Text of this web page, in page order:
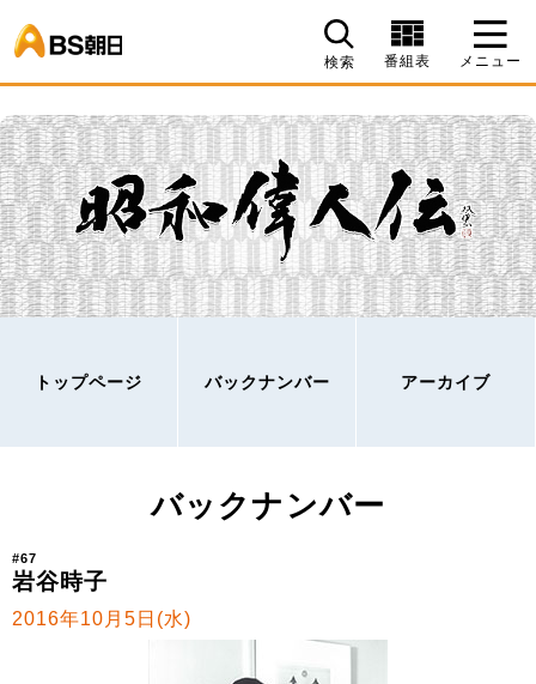
検索 番組表 メニュー
トップページ バックナンバー アーカイブ
バックナンバー
#67
岩谷時子
2016年10月5日(水)